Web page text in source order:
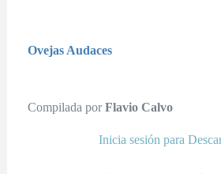
Ovejas Audaces
Compilada porFlavio Calvo
Inicia sesión para